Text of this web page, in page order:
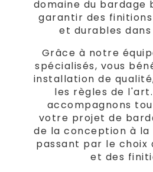
domaine du bardage
garantir des
et durables
Grâce à notre
spécialisés, vous
installation de
les règles de l'art.
accompagnons
votre projet de
de la conception à la
passant par le choix
et des